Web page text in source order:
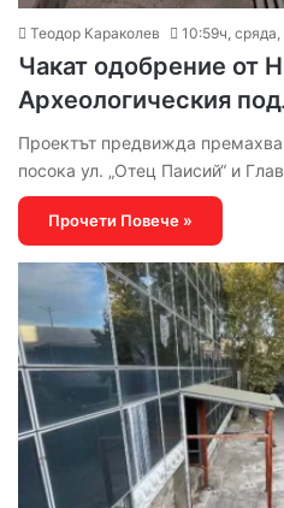
Теодор Караколев 10:59ч,
Чакат одобрение от
Археологическия
Проектът предвижда
посока ул. „Отец Паисий“ и
Прочети Повече »